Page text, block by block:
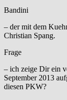
Bandini
– der mit dem
Christian Spang.
Frage
– ich zeige Dir ein
September 2013
diesen PKW?